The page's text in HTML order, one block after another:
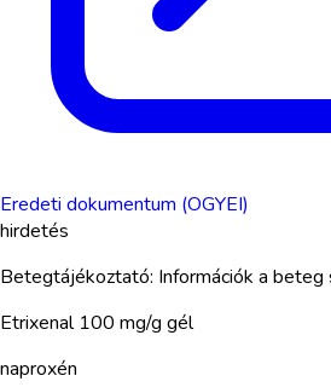
Eredeti dokumentum (OGYEI)
hirdetés
Betegtájékoztató: Információk a beteg
Etrixenal 100 mg/g gél
naproxén